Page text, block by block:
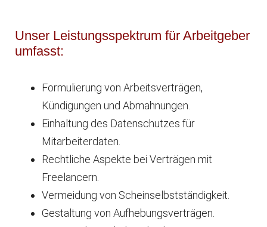
Unser Leistungsspektrum für Arbeitgeber
umfasst:
Formulierung von Arbeitsverträgen,
Kündigungen und Abmahnungen.
Einhaltung des Datenschutzes für
Mitarbeiterdaten.
Rechtliche Aspekte bei Verträgen mit
Freelancern.
Vermeidung von Scheinselbstständigkeit.
Gestaltung von Aufhebungsverträgen.